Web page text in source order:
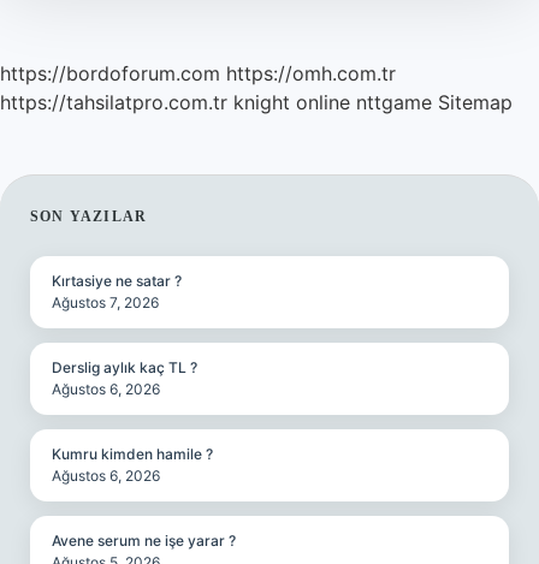
https://bordoforum.com https://omh.com.tr
https://tahsilatpro.com.tr knight online nttgame Sitemap
SIDEBAR
SON YAZILAR
Kırtasiye ne satar ?
Ağustos 7, 2026
Derslig aylık kaç TL ?
Ağustos 6, 2026
Kumru kimden hamile ?
Ağustos 6, 2026
Avene serum ne işe yarar ?